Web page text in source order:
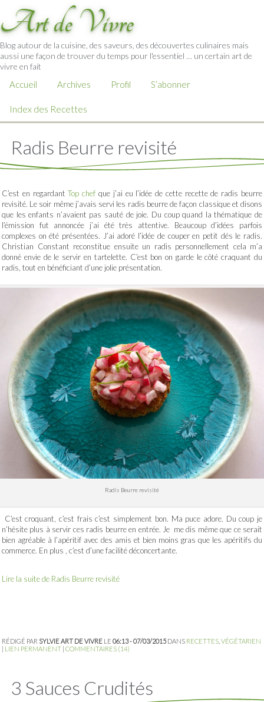
Art de Vivre
Blog autour de la cuisine, des saveurs, des découvertes culinaires mais
aussi une façon de trouver du temps pour l'essentiel … un certain art de
vivre en fait
Accueil Archives Profil S’abonner
Index des Recettes
Radis Beurre revisité
C’est en regardantTop chef que j’ai eu l’idée de cette recette de radis beurre
revisité. Le soir même j’avais servi les radis beurre de façon classique et disons
que les enfants n’avaient pas sauté de joie. Du coup quand la thématique de
l’émission fut annoncée j’ai été très attentive. Beaucoup d’idées parfois
complexes on été présentées. J’ai adoré l’idée de couper en petit dés le radis.
Christian Constant reconstitue ensuite un radis personnellement cela m’a
donné envie de le servir en tartelette. C’est bon on garde le côté craquant du
radis, tout en bénéficiant d’une jolie présentation.
Radis Beurre revisité
C’est croquant, c’est frais c’est simplement bon. Ma puce adore. Du coup je
n’hésite plus à servir ces radis beurre en entrée. Je me dis même que ce serait
bien agréable à l’apéritif avec des amis et bien moins gras que les apéritifs du
commerce. En plus , c’est d’une facilité déconcertante.
Lire la suite de Radis Beurre revisité
RÉDIGÉ PAR SYLVIE ART DE VIVRE LE 06:13 - 07/03/2015DANS RECETTES VÉGÉTARIEN
LIEN PERMANENT COMMENTAIRES (14)
3 Sauces Crudités